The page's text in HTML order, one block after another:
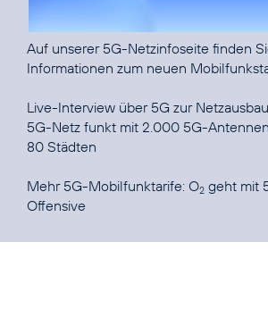
Auf unserer 5G-Netzinfoseite finden
Informationen zum neuen
Live-Interview über 5G zur
5G-Netz funkt mit 2.000 5G-
80 Städten
Mehr 5G-Mobilfunktarife: O2 geht mit
Offensive